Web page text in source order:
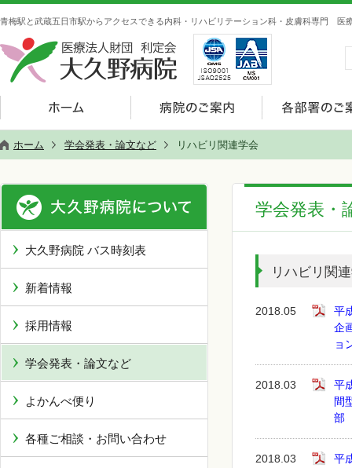
青梅駅と武蔵五日市駅からアクセスできる内科・リハビリテーション科・皮膚科専門 医
ホーム 学会発表・論文など リハビリ関連学会
学会発表・
リハビリ関
2018.05
平
企
ョ
2018.03
平
間
部
2018.03
平
大久野病院 バス時刻表
新着情報
採用情報
学会発表・論文など
よかんべ便り
各種ご相談・お問い合わせ